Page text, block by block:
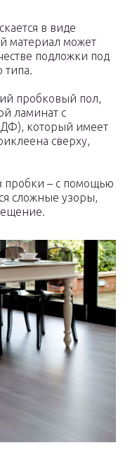
в виде
материал может
подложки под
типа.
пробковый пол,
ламинат с
который имеет
сверху,
пробки – с помощью
сложные узоры,